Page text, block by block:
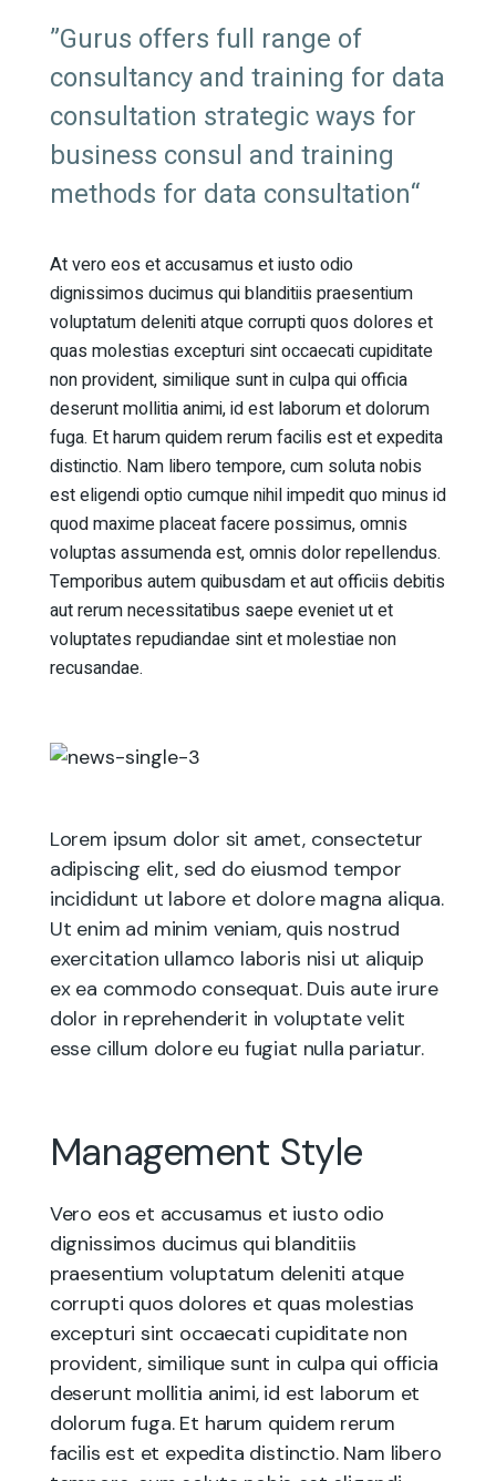
”Gurus offers full range of
consultancy and training for data
consultation strategic ways for
business consul and training
methods for data consultation“
At vero eos et accusamus et iusto odio
dignissimos ducimus qui blanditiis praesentium
voluptatum deleniti atque corrupti quos dolores et
quas molestias excepturi sint occaecati cupiditate
non provident, similique sunt in culpa qui officia
deserunt mollitia animi, id est laborum et dolorum
fuga. Et harum quidem rerum facilis est et expedita
distinctio. Nam libero tempore, cum soluta nobis
est eligendi optio cumque nihil impedit quo minus id
quod maxime placeat facere possimus, omnis
voluptas assumenda est, omnis dolor repellendus.
Temporibus autem quibusdam et aut officiis debitis
aut rerum necessitatibus saepe eveniet ut et
voluptates repudiandae sint et molestiae non
recusandae.
Lorem ipsum dolor sit amet, consectetur
adipiscing elit, sed do eiusmod tempor
incididunt ut labore et dolore magna aliqua.
Ut enim ad minim veniam, quis nostrud
exercitation ullamco laboris nisi ut aliquip
ex ea commodo consequat. Duis aute irure
dolor in reprehenderit in voluptate velit
esse cillum dolore eu fugiat nulla pariatur.
Management Style
Vero eos et accusamus et iusto odio
dignissimos ducimus qui blanditiis
praesentium voluptatum deleniti atque
corrupti quos dolores et quas molestias
excepturi sint occaecati cupiditate non
provident, similique sunt in culpa qui officia
deserunt mollitia animi, id est laborum et
dolorum fuga. Et harum quidem rerum
facilis est et expedita distinctio. Nam libero